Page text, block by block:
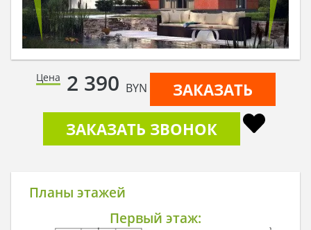
Цена 2 390 BYN
ЗАКАЗАТЬ
ЗАКАЗАТЬ ЗВОНОК
Планы этажей
Первый этаж: